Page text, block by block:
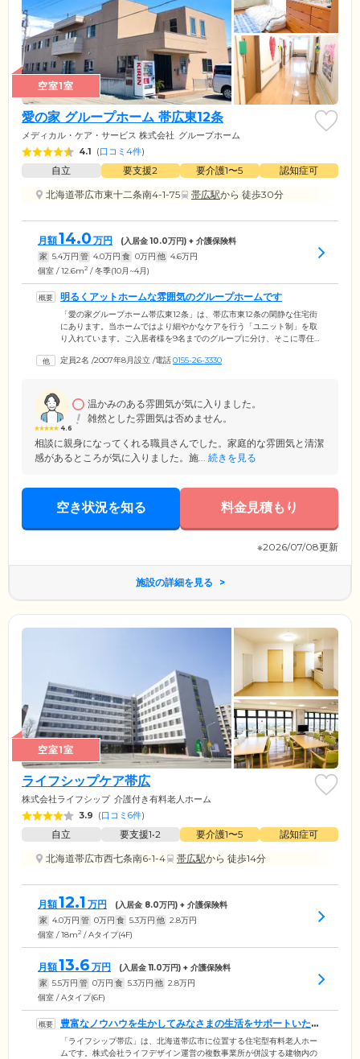
空室1室
愛の家 グループホーム 帯広東12条
メディカル・ケア・サービス 株式会社 グループホーム
4.1 (口コミ4件)
自立 要支援2 要介護1〜5
認知症可
北海道帯広市東十二条南4-1-75
帯広駅から 徒歩30分
月額14.0 万円 (入居金10.0万円) + 介護保険料
家 5.4万円 管 4.0万円 食 0万円 他 4.6万円
個室 / 12.6m2 / 冬季(10月~4月)
明るくアットホームな雰囲気のグループホームです
「愛の家グループホーム帯広東12条」は、帯広市東12条の閑静な住宅街
にあります。当ホームではより細やかなケアを行う「ユニット制」を取
り入れています。ご入居者様を9名までのグループに分け、そこに専任の
寄り添い、日常生活のサポートを行っています。共用スペースの壁は、
ミュニケーションを大切にしています。どうぞ安心してお過ごしくださ
い。
定員2名 /2007年8月設立 /電話0155-26-3330
4.6
温かみのある雰囲気が気に入りました。
雑然とした雰囲気は否めません。
相談に親身になってくれる職員さんでした。家庭的な雰囲気と清潔
感があるところが気に入りました。施... 続きを見る
空き状況を知る 料金見積もり
※2026/07/08更新
施設の詳細を見る
空室1室
ライフシップケア帯広
株式会社ライフシップ 介護付き有料老人ホーム
3.9 (口コミ6件)
自立 要支援1•2 要介護1〜5
認知症可
北海道帯広市西七条南6-1-4
帯広駅から 徒歩14分
月額12.1 万円 (入居金 8.0万円) + 介護保険料
家 4.0万円 管 0万円 食 5.3万円 他 2.8万円
個室 / 18m2 / Aタイプ(4F)
月額13.6 万円 (入居金11.0万円) + 介護保険料
家 5.5万円 管 0万円 食 5.3万円 他 2.8万円
個室 / Aタイプ(6F)
豊富なノウハウを生かしてみなさまの生活をサポートいたし
ます
「ライフシップ帯広」は、北海道帯広市に位置する住宅型有料老人ホー
ムです。株式会社ライフデザイン運営の複数事業所が併設する建物内の